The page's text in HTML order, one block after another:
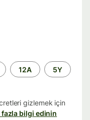
12A 5Y
gizlemek için
fazla bilgi edinin